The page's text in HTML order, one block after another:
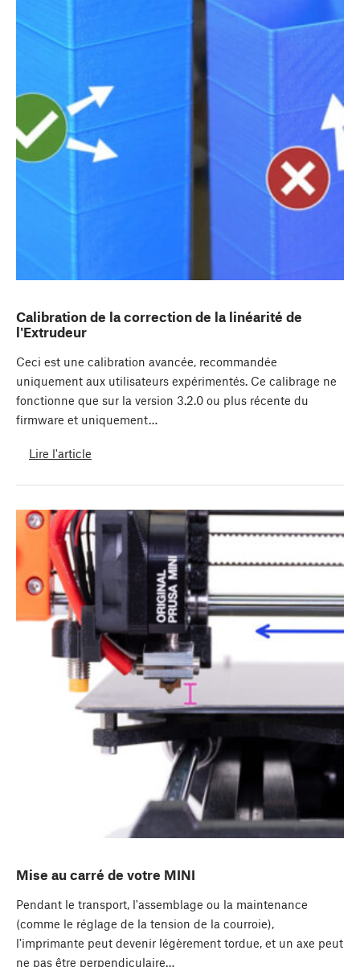
Calibration de la correction de la linéarité de
l'Extrudeur
Ceci est une calibration avancée, recommandée
uniquement aux utilisateurs expérimentés. Ce calibrage ne
fonctionne que sur la version 3.2.0 ou plus récente du
firmware et uniquement…
Lire l'article
Mise au carré de votre MINI
Pendant le transport, l'assemblage ou la maintenance
(comme le réglage de la tension de la courroie),
l'imprimante peut devenir légèrement tordue, et un axe peut
ne pas être perpendiculaire…